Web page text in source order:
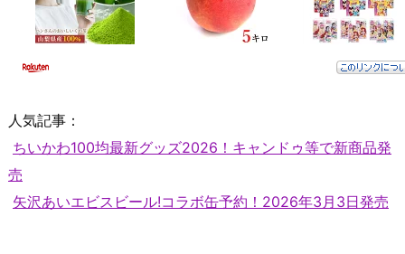
人気記事：
ちいかわ100均最新グッズ2026！キャンドゥ等で新商品発
売
矢沢あいエビスビール!コラボ缶予約！2026年3月3日発売